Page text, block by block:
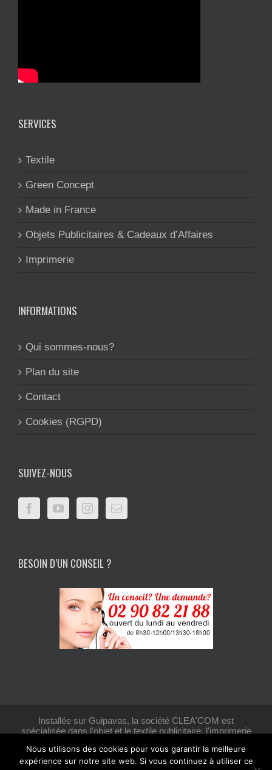
SERVICES
Textile
Green Concept
Made in France
Objets Publicitaires & Cadeaux d’Affaires
Imprimerie
INFORMATIONS
Qui sommes-nous?
Plan du site
Contact
Cookies (RGPD)
SUIVEZ-NOUS
BESOIN D’UN CONSEIL ?
Installée sur Guipavas, la société CLEA'COM est
spécialisée dans l'objet et le textile publicitaire, l'imprimerie
Nous utilisons des cookies pour vous garantir la meilleure
expérience sur notre site web. Si vous continuez à utiliser ce